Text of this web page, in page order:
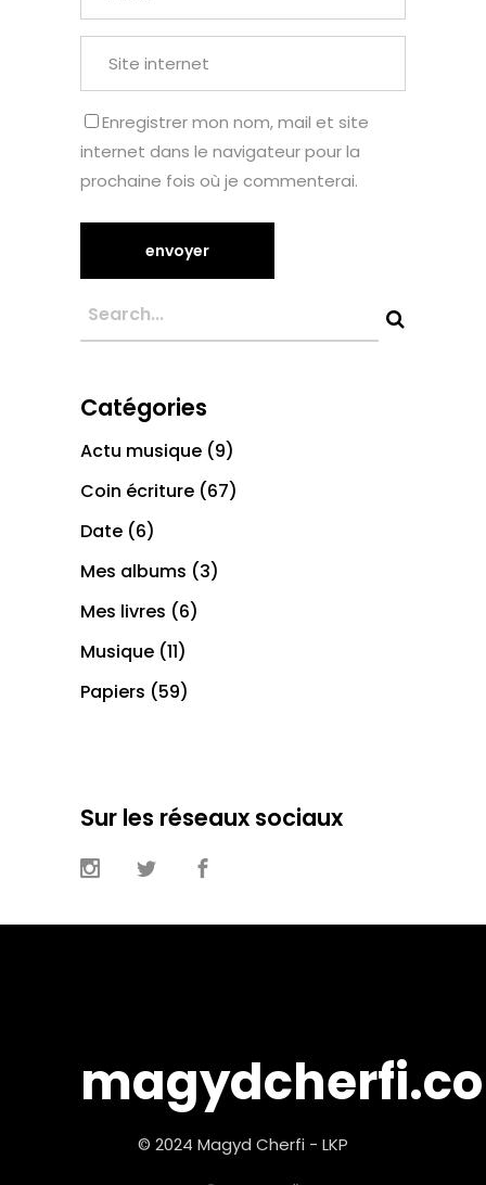
Enregistrer mon nom, mail et site
internet dans le navigateur pour la
prochaine fois où je commenterai.
Catégories
Actu musique (9)
Coin écriture (67)
Date (6)
Mes albums (3)
Mes livres (6)
Musique (11)
Papiers (59)
Sur les réseaux sociaux
© 2024 Magyd Cherfi - LKP